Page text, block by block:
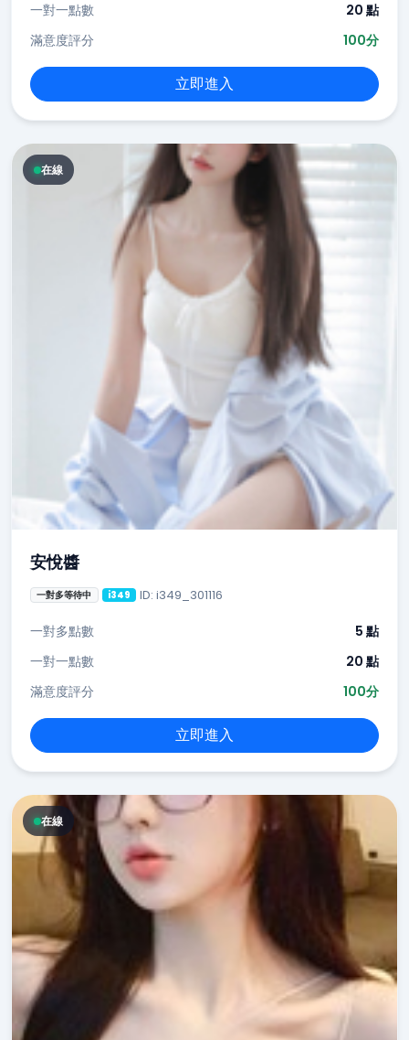
一對一點數
20 點
滿意度評分
100分
立即進入
在線
安悅醬
一對多等待中 i349 ID: i349_301116
一對多點數
5 點
一對一點數
20 點
滿意度評分
100分
立即進入
在線